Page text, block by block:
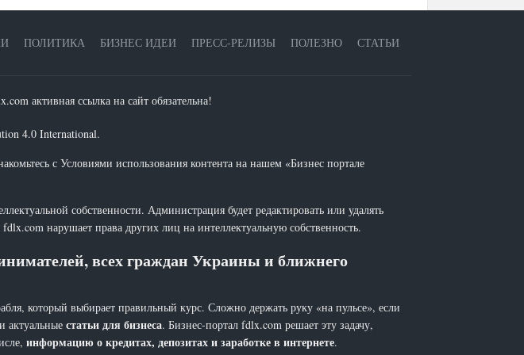
ПОЛИТИКА БИЗНЕС ИДЕИ ПРЕСС-РЕЛИЗЫ ПОЛЕЗНО СТАТЬИ
активная ссылка на сайт обязательна!
4.0 International.
с Условиями использования контента на нашем «Бизнес портале
собственности. Администрация будет редактировать или удалять
нарушает права других лиц на интеллектуальную собственность.
всех граждан Украины и ближнего
который выбирает правильный курс. Сложно держать руку «на пульсе», если
актуальные статьи для бизнеса. Бизнес-портал fdlx.com решает эту задачу,
информацию о кредитах, депозитах и заработке в интернете.